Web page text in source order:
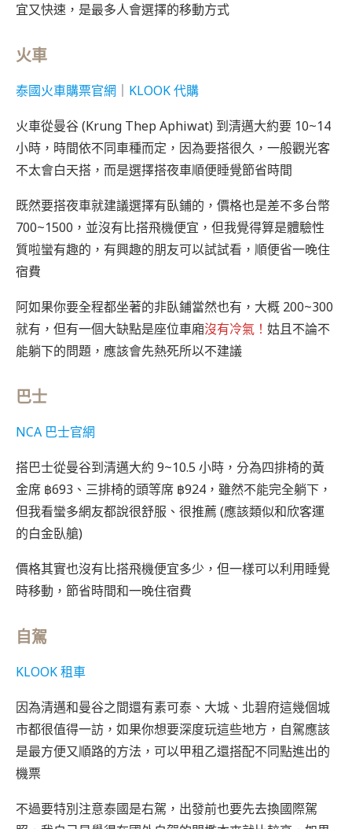
宜又快速，是最多人會選擇的移動方式
火車
泰國火車購票官網 KLOOK 代購
火車從曼谷 (Krung Thep Aphiwat) 到清邁大約要 10~14
小時，時間依不同車種而定，因為要搭很久，一般觀光客
不太會白天搭，而是選擇搭夜車順便睡覺節省時間
既然要搭夜車就建議選擇有臥鋪的，價格也是差不多台幣
700~1500，並沒有比搭飛機便宜，但我覺得算是體驗性
質啦蠻有趣的，有興趣的朋友可以試試看，順便省一晚住
宿費
阿如果你要全程都坐著的非臥鋪當然也有，大概 200~300
就有，但有一個大缺點是座位車廂沒有冷氣！ 姑且不論不
能躺下的問題，應該會先熱死所以不建議
巴士
NCA 巴士官網
搭巴士從曼谷到清邁大約 9~10.5 小時，分為四排椅的黃
金席 ฿693、三排椅的頭等席 ฿924，雖然不能完全躺下，
但我看蠻多網友都說很舒服、很推薦 (應該類似和欣客運
的白金臥艙)
價格其實也沒有比搭飛機便宜多少，但一樣可以利用睡覺
時移動，節省時間和一晚住宿費
自駕
KLOOK 租車
因為清邁和曼谷之間還有素可泰、大城、北碧府這幾個城
市都很值得一訪，如果你想要深度玩這些地方，自駕應該
是最方便又順路的方法，可以甲租乙還搭配不同點進出的
機票
不過要特別注意泰國是右駕，出發前也要先去換國際駕